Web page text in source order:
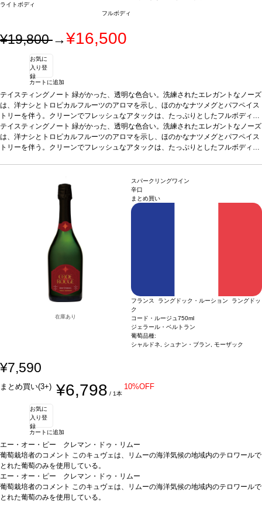
ライトボディ
フルボディ
¥19,800→¥16,500
お気に
入り登
録
カートに追加
テイスティングノート 緑がかった、透明な色合い。洗練されたエレガントなノーズ
は、洋ナシとトロピカルフルーツのアロマを示し、ほのかなナツメグとパフペイス
トリーを伴う。クリーンでフレッシュなアタックは、たっぷりとしたフルボディで
官能的なミッドパレットへと導かれ、ハチミツとアカシアの花を含む。長い余韻の
後味は、素晴らしく調和が取れている。合う料理
シーフード、魚（ホタテのカル
パッチョ、マグロのタルタル、刺身）、リゾット、山羊のチーズ、タラのフィレ、
*本ヴィンテージが在庫切れの場合、在庫があり価格が同様の場合
は自動的に次のヴィンテージに変更されます、ご了承ください。
テイスティングノート 緑がかった、透明な色合い。洗練されたエレガントなノーズ
は、洋ナシとトロピカルフルーツのアロマを示し、ほのかなナツメグとパフペイス
トリーを伴う。クリーンでフレッシュなアタックは、たっぷりとしたフルボディで
パッチョ、マグロのタルタル、刺身）、リゾット、山羊のチーズ、タラのフィレ、
ズッキーニと山羊のチーズのピザ、ガーリックニョッキにアスパラガスとヘーゼル
ナッツバター添えなどと合う。
98% シャルドネ、2% シュナン・ブラン
*本ヴィンテージが在庫切れの場合、在庫があり価格が同様の場合
は自動的に次のヴィンテージに変更されます、ご了承ください。
在庫あり
スパークリングワイン
辛口
まとめ買い
フランス ラングドック・ルーション ラングドッ
ク
コード・ルージュ 750ml
ジェラール・ベルトラン
葡萄品種:
シャルドネ, シュナン・ブラン, モーザック
¥7,590
まとめ買い(3+) ¥6,798 / 1本
10%OFF
お気に
入り登
録
カートに追加
エー・オー・ピー クレマン・ドゥ・リムー
葡萄栽培者のコメント このキュヴェは、リムーの海洋気候の地域内のテロワールで
とれた葡萄のみを使用している。
コード・ルージュは、最上質なものへの頌歌であり、リムー近くで世界初のスパー
クリングワインを造った修道僧サン・ティレール・アビーへの捧げるワインとして
造られた。ブラン・ドゥ・ブランは、シャルドネ、シェナン、モーザックから造ら
エー・オー・ピー クレマン・ドゥ・リムー
葡萄栽培者のコメント このキュヴェは、リムーの海洋気候の地域内のテロワールで
とれた葡萄のみを使用している。